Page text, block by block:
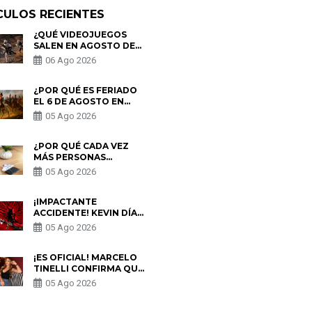
RECIENTES
¿QUÉ VIDEOJUEGOS
SALEN EN AGOSTO DE
2026? ESTOS SON LOS
ESTRENOS MÁS
06 Ago 2026
¿POR QUÉ ES FERIADO
EL 6 DE AGOSTO EN
PERÚ? ESTA ES LA
HISTORIA
05 Ago 2026
¿POR QUÉ CADA VEZ
MÁS PERSONAS
UTILIZAN UNA VPN
PARA PROTEGER SU
05 Ago 2026
¡IMPACTANTE
ACCIDENTE! KEVIN DÍAZ
CAE DESDE OCHO
METROS EN “ESTO ES
PREOCUPACIÓN
05 Ago 2026
¡ES OFICIAL! MARCELO
TINELLI CONFIRMA QUE
REGRESÓ CON MILETT
FIGUEROA: “EL AMOR
05 Ago 2026